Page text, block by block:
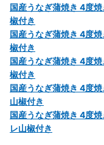
国産うなぎ蒲焼き 4度
椒付き
国産うなぎ蒲焼き 4度
椒付き
国産うなぎ蒲焼き 4度
椒付き
国産うなぎ蒲焼き 4度
山椒付き
国産うなぎ蒲焼き 4度
レ山椒付き